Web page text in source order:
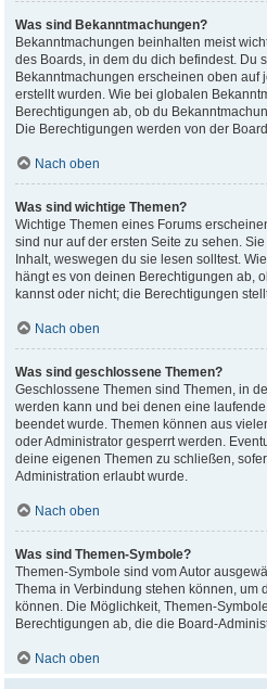
Was sind Bekanntmachungen?
Bekanntmachungen beinhalten meist
des Boards, in dem du dich befindest. Du
Bekanntmachungen erscheinen oben auf
erstellt wurden. Wie bei globalen
Berechtigungen ab, ob du
Die Berechtigungen werden von der
Nach oben
Was sind wichtige Themen?
Wichtige Themen eines Forums
sind nur auf der ersten Seite zu sehen.
Inhalt, weswegen du sie lesen solltest.
hängt es von deinen Berechtigungen ab,
kannst oder nicht; die Berechtigungen
Nach oben
Was sind geschlossene Themen?
Geschlossene Themen sind Themen, in
werden kann und bei denen eine
beendet wurde. Themen können aus
oder Administrator gesperrt werden.
deine eigenen Themen zu schließen,
Administration erlaubt wurde.
Nach oben
Was sind Themen-Symbole?
Themen-Symbole sind vom Autor
Thema in Verbindung stehen können, um
können. Die Möglichkeit, Themen-
Berechtigungen ab, die die Board-
Nach oben